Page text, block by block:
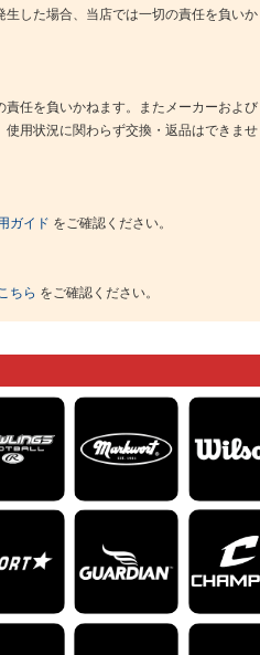
した場合、当店では一切の責任を負いか
任を負いかねます。またメーカーおよび
用状況に関わらず交換・返品はできませ
ガイド をご確認ください。
ちら をご確認ください。